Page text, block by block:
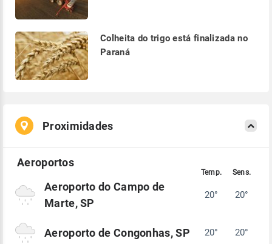
Colheita do trigo está finalizada no
Paraná
Proximidades
Aeroporto do Campo de
Marte, SP
20° 20°
Aeroporto de Congonhas, SP 20° 20°